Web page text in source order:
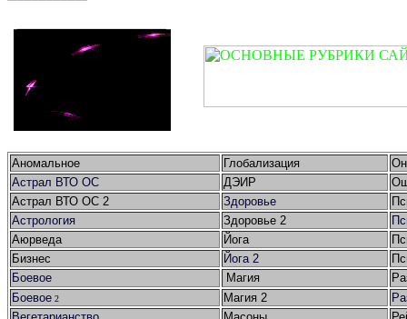
Аномальное Глобализация
Астрал ВТО ОС
ДЭИР
Астрал ВТО ОС 2
Здоровье
Астрология
Здоровье 2
Аюрведа
Йога
Бизнес
Йога 2
Боевое
Магия
Боевое 2 Магия 2